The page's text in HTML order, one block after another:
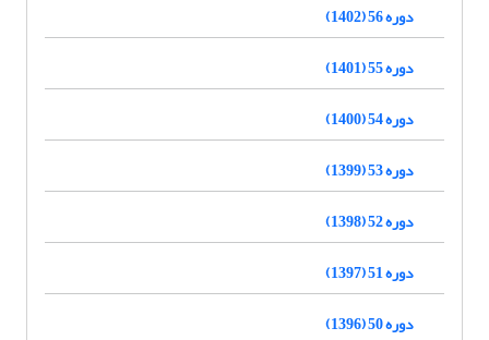
دوره 56 (1402)
دوره 55 (1401)
دوره 54 (1400)
دوره 53 (1399)
دوره 52 (1398)
دوره 51 (1397)
دوره 50 (1396)